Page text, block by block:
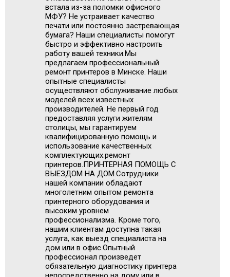
встала из-за поломки офисного
МФУ? Не устраивает качество
печати или постоянно застревающая
бумага? Наши специалисты помогут
быстро и эффективно настроить
работу вашей техники.Мы
предлагаем профессиональный
ремонт принтеров в Минске. Наши
опытные специалисты
осуществляют обслуживание любых
моделей всех известных
производителей. Не первый год
предоставляя услуги жителям
столицы, мы гарантируем
квалифицированную помощь и
использование качественных
комплектующих.ремонт
принтеров.ПРИНТЕРНАЯ ПОМОЩЬ С
ВЫЕЗДОМ НА ДОМ.Сотрудники
нашей компании обладают
многолетним опытом ремонта
принтерного оборудования и
высоким уровнем
профессионализма. Кроме того,
нашим клиентам доступна такая
услуга, как выезд специалиста на
дом или в офис.Опытный
профессионал произведет
обязательную диагностику принтера